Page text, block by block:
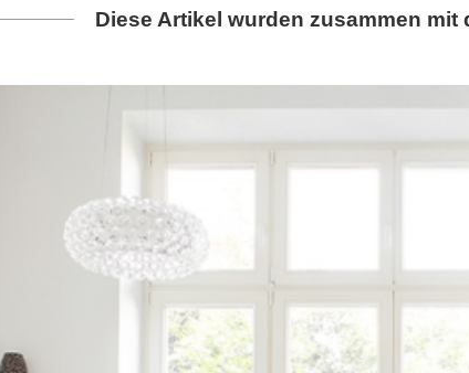
Diese Artikel wurden zusammen mit